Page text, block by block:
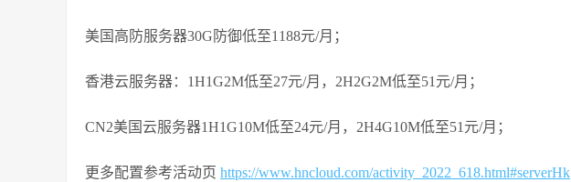
美国高防服务器30G防御低至1188元/月；
香港云服务器：1H1G2M低至27元/月，2H2G2M低至51元/月；
CN2美国云服务器1H1G10M低至24元/月，2H4G10M低至51元/月；
更多配置参考活动页 https://www.hncloud.com/activity_2022_618.html#serverHk